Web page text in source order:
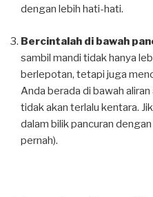
dengan lebih hati-hati.
Bercintalah di bawah
sambil mandi tidak hanya
berlepotan, tetapi juga
Anda berada di bawah aliran
tidak akan terlalu kentara.
dalam bilik pancuran
pernah).